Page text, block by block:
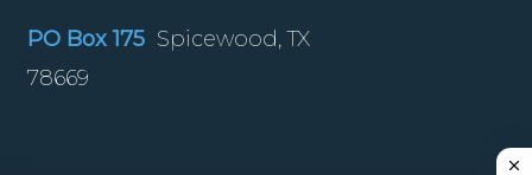
PO Box 175 Spicewood, TX
78669